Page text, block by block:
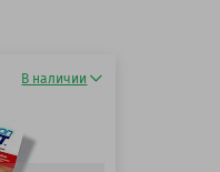
В наличии